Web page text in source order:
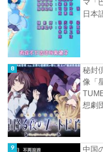
マ「
日本
秘封
像「
想劇
中国